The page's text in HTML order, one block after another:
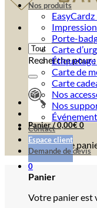
Recherche pour :
Panier /0,00€0
Votre
0
Panier
Votre panier est
Nos produits
Porte-
Carte
Carte de
Carte
Nos
Nos
Contact
Espace client
Demande de devis